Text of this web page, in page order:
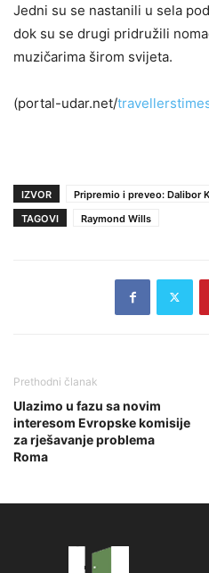
Jedni su se nastanili u sela
dok su se drugi pridružili
muzičarima širom svijeta.
(portal-udar.net/
IZVOR
Pripremio i preveo: Dalibor
TAGOVI
Raymond Wills
Prethodni članak
Ulazimo u fazu sa novim
interesom Evropske komisije
za rješavanje problema
Roma